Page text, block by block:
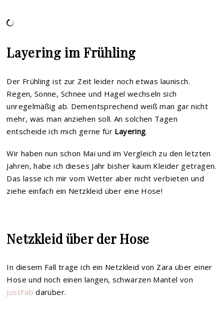
Layering im Frühling
Der Frühling ist zur Zeit leider noch etwas launisch.
Regen, Sonne, Schnee und Hagel wechseln sich
unregelmäßig ab. Dementsprechend weiß man gar nicht
mehr, was man anziehen soll. An solchen Tagen
entscheide ich mich gerne für Layering.
Wir haben nun schon Mai und im Vergleich zu den letzten
Jahren, habe ich dieses Jahr bisher kaum Kleider getragen.
Das lasse ich mir vom Wetter aber nicht verbieten und
ziehe einfach ein Netzkleid über eine Hose!
Netzkleid über der Hose
In diesem Fall trage ich ein Netzkleid von Zara über einer
Hose und noch einen langen, schwarzen Mantel von
JustFab darüber.